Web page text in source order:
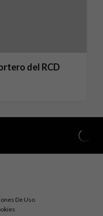
del RCD
De Uso